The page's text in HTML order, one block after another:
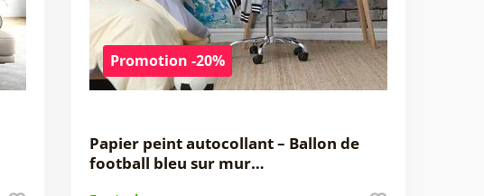
Promotion -20%
Papier peint autocollant – Ballon de
football bleu sur mur…